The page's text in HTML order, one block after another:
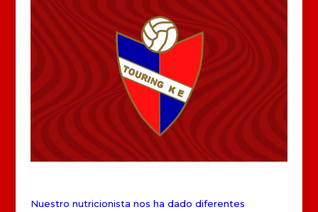
Nuestro nutricionista nos ha dado diferentes